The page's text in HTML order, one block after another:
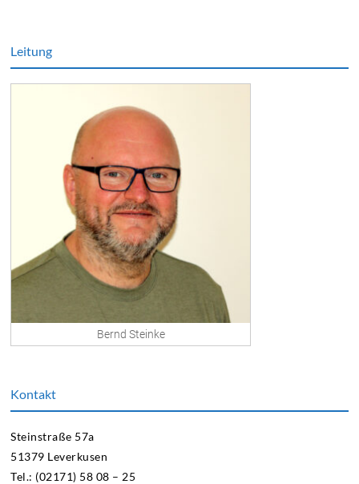
Leitung
Bernd Steinke
Kontakt
Steinstraße 57a
51379 Leverkusen
Tel.: (02171) 58 08 – 25